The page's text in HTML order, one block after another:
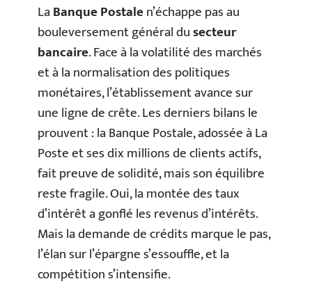
LaBanque Postalen’échappe pas au
bouleversement général dusecteur
bancaire. Face à la volatilité des marchés
et à la normalisation des politiques
monétaires, l’établissement avance sur
une ligne de crête. Les derniers bilans le
prouvent : la Banque Postale, adossée à La
Poste et ses dix millions de clients actifs,
fait preuve de solidité, mais son équilibre
reste fragile. Oui, la montée des taux
d’intérêt a gonflé les revenus d’intérêts.
Mais la demande de crédits marque le pas,
l’élan sur l’épargne s’essouffle, et la
compétition s’intensifie.